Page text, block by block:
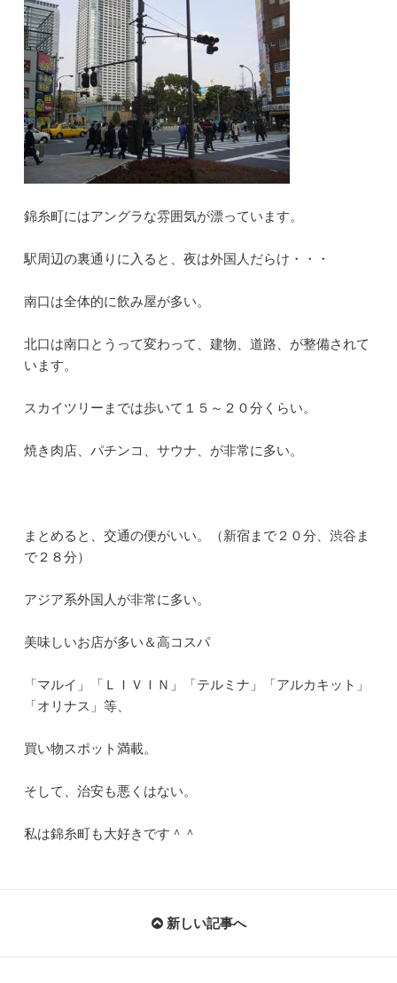
錦糸町にはアングラな雰囲気が漂っています。
駅周辺の裏通りに入ると、夜は外国人だらけ・・・
南口は全体的に飲み屋が多い。
北口は南口とうって変わって、建物、道路、が整備されて
います。
スカイツリーまでは歩いて１５～２０分くらい。
焼き肉店、パチンコ、サウナ、が非常に多い。
まとめると、交通の便がいい。（新宿まで２０分、渋谷ま
で２８分）
アジア系外国人が非常に多い。
美味しいお店が多い＆高コスパ
「マルイ」「ＬＩＶＩＮ」「テルミナ」「アルカキット」
「オリナス」等、
買い物スポット満載。
そして、治安も悪くはない。
私は錦糸町も大好きです＾＾
新しい記事へ